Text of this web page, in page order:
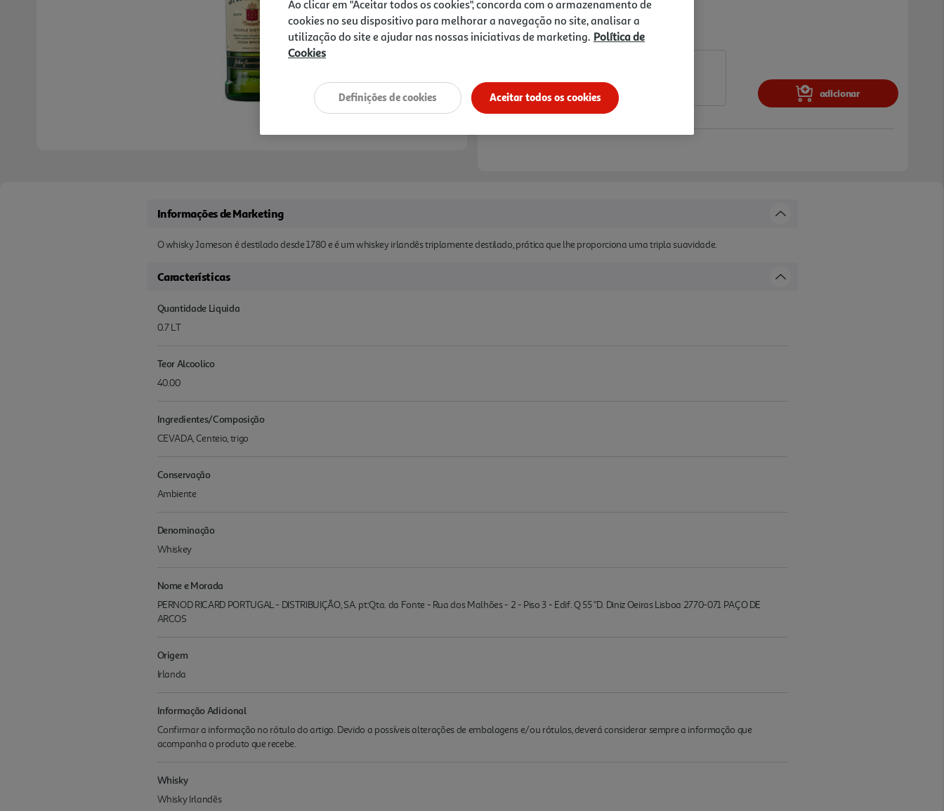
Notas de preparação
adicionar
Informações de Marketing
O whisky Jameson é destilado desde 1780 e é um whiskey irlandês triplamente destilado, prática que lhe proporciona uma tripla suavidade.
Características
Quantidade Liquida
0.7 LT
Teor Alcoolico
40.00
Ingredientes/Composição
CEVADA, Centeio, trigo
Conservação
Ambiente
Denominação
Whiskey
Nome e Morada
PERNOD RICARD PORTUGAL - DISTRIBUIÇÃO, SA. pt:Qta. da Fonte - Rua dos Malhões - 2 - Piso 3 - Edif. Q 55 "D. Diniz Oeiras Lisboa 2770-071 PAÇO DE
ARCOS
Origem
Irlanda
Informação Adicional
Confirmar a informação no rótulo do artigo. Devido a possíveis alterações de embalagens e/ou rótulos, deverá considerar sempre a informação que
acompanha o produto que recebe.
Whisky
Whisky Irlandês
Ao clicar em "Aceitar todos os cookies", concorda com o armazenamento de
cookies no seu dispositivo para melhorar a navegação no site, analisar a
utilização do site e ajudar nas nossas iniciativas de marketing. Política de
Cookies
Aceitar todos os cookies
Definições de cookies